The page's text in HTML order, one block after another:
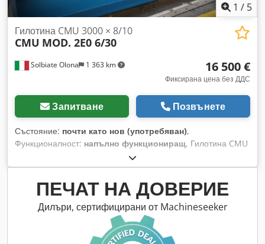
1 / 5
Solbiate Olona 1 363 km
Гилотина CMU 3000 × 8/10
CMU MOD. 2E0 6/30
16 500 €
Фиксирана цена без ДДС
Запитване Позвънете
Състояние: почти като нов (употребяван),
Функционалност: напълно функциониращ, Гилотина CMU
3000 x 8/10 Модел 2E0 6/30 С моторизирано регулиране
Наклон на острието Codoy R Diwepfx Ahasha Употребявана
машина Вътрешен код: SER 63
ПЕЧАТ НА ДОВЕРИЕ
Дилъри, сертифицирани от Machineseeker